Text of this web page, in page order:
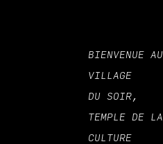
BIENVENUE AU
VILLAGE
DU SOIR,
TEMPLE DE LA
CULTURE